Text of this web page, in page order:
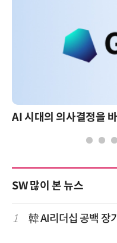
SW 많이 본 뉴스
1 韓 AI리더십 공백 장